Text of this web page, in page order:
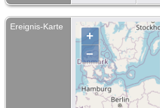
Ereignis-Karte
+
–